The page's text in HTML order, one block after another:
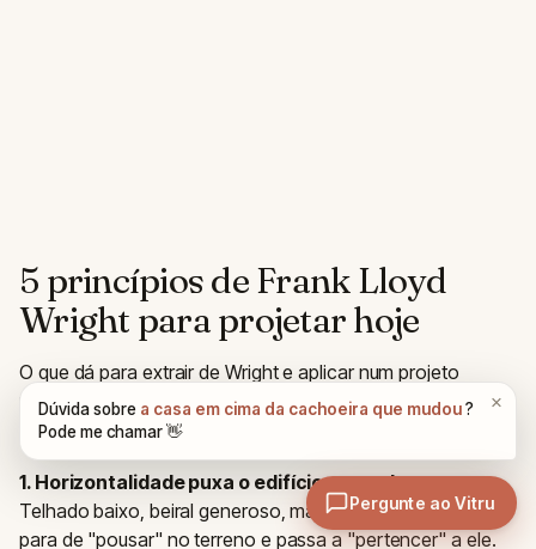
5 princípios de Frank Lloyd
Wright para projetar hoje
O que dá para extrair de Wright e aplicar num projeto
residencial hoje? Cinco princípios práticos, validados por
quase um século de uso.
1. Horizontalidade puxa o edifício para o lugar.
Telhado baixo, beiral generoso, marquise contínua. A casa
para de "pousar" no terreno e passa a "pertencer" a ele.